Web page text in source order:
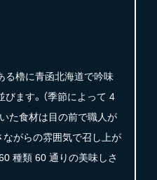
る櫓に青函北海道で吟味
ます。（季節によって 4
た食材は目の前で職人が
ながらの雰囲気で召し上が
種類 60 通りの美味しさ